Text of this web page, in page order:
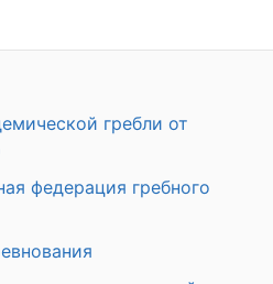
гребли от
федерация гребного